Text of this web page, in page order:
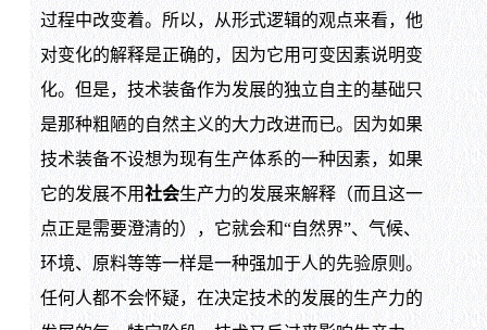
过程中改变着。所以，从形式逻辑的观点来看，他
对变化的解释是正确的，因为它用可变因素说明变
化。但是，技术装备作为发展的独立自主的基础只
是那种粗陋的自然主义的大力改进而已。因为如果
技术装备不设想为现有生产体系的一种因素，如果
它的发展不用社会生产力的发展来解释（而且这一
点正是需要澄清的），它就会和“自然界”、气候、
环境、原料等等一样是一种强加于人的先验原则。
任何人都不会怀疑，在决定技术的发展的生产力的